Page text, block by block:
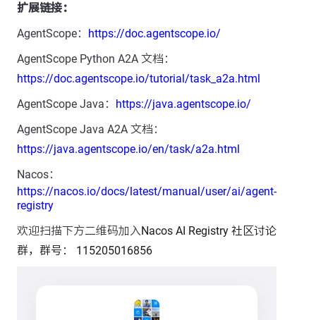
扩展链接：
AgentScope： https://doc.agentscope.io/
AgentScope Python A2A 文档：
https://doc.agentscope.io/tutorial/task_a2a.html
AgentScope Java： https://java.agentscope.io/
AgentScope Java A2A 文档：
https://java.agentscope.io/en/task/a2a.html
Nacos：
https://nacos.io/docs/latest/manual/user/ai/agent-
registry
欢迎扫描下方二维码加入Nacos AI Registry 社区讨论
群，群号： 115205016856